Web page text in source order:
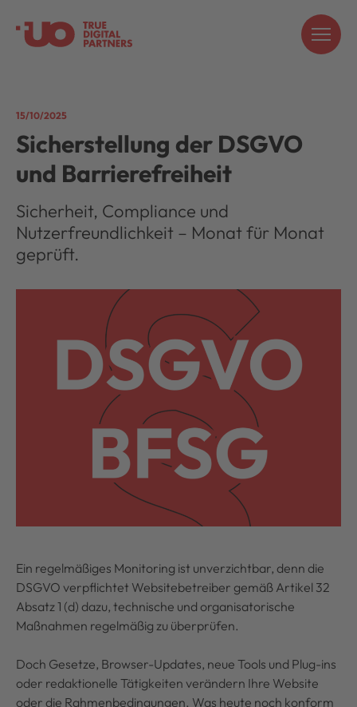
15/10/2025
Sicherstellung der DSGVO
und Barrierefreiheit
Sicherheit, Compliance und
Nutzerfreundlichkeit – Monat für Monat
geprüft.
Ein regelmäßiges Monitoring ist unverzichtbar, denn die
DSGVO verpflichtet Websitebetreiber gemäß Artikel 32
Absatz 1 (d) dazu, technische und organisatorische
Maßnahmen regelmäßig zu überprüfen.
Doch Gesetze, Browser-Updates, neue Tools und Plug-ins
oder redaktionelle Tätigkeiten verändern Ihre Website
oder die Rahmenbedingungen. Was heute noch konform